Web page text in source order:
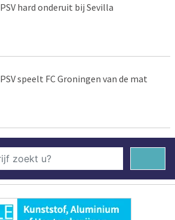
PSV hard onderuit bij Sevilla
PSV speelt FC Groningen van de mat